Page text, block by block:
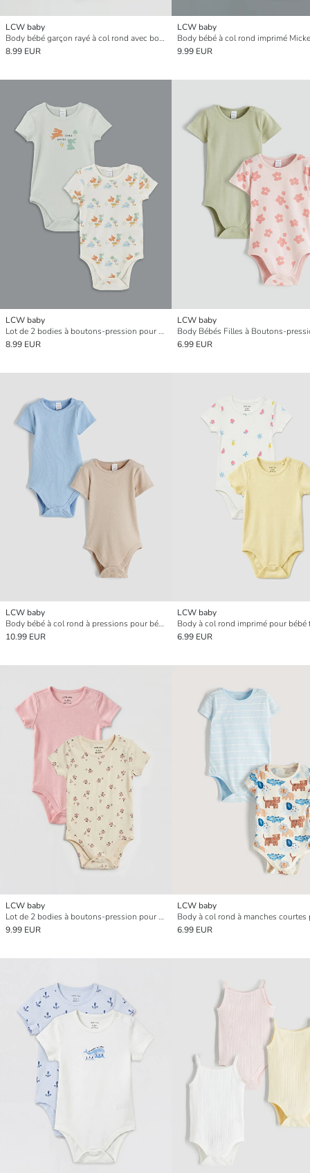
LCW baby
Body bébé garçon rayé à col rond avec boutons-pression, lot de 2
8.99 EUR
LCW baby
9.99 EUR
LCW baby
Lot de 2 bodies à boutons-pression pour bébé garçon
8.99 EUR
LCW baby
6.99 EUR
LCW baby
Body bébé à col rond à pressions pour bébé garçon - Lot de 2
10.99 EUR
LCW baby
6.99 EUR
LCW baby
Lot de 2 bodies à boutons-pression pour bébé fille
9.99 EUR
LCW baby
6.99 EUR